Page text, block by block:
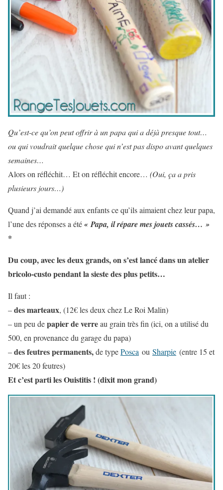
Qu’est-ce qu’on peut offrir à un papa qui a déjà presque tout…
ou qui voudrait quelque chose qui n’est pas dispo avant quelques
semaines…
Alors on réfléchit… Et on réfléchit encore… (Oui, ça a pris
plusieurs jours…)
Quand j’ai demandé aux enfants ce qu’ils aimaient chez leur papa,
l’une des réponses a été« Papa, il répare mes jouets cassés… »
*
Du coup, avec les deux grands, on s’est lancé dans un atelier
bricolo-custo pendant la sieste des plus petits…
Il faut :
–desmarteaux, (12€ les deux chez Le Roi Malin)
– un peu depapier de verreau grain très fin (ici, on a utilisé du
500, en provenance du garage du papa)
–des feutres permanents,de typePosca ou Sharpie (entre 15 et
20€ les 20 feutres)
Et c’est parti les Ouistitis ! (dixit mon grand)